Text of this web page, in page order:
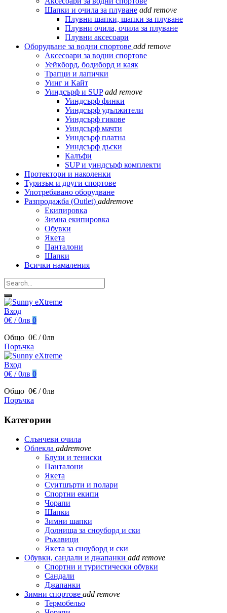
Шапки и очила за плуване add remove
Плувни шапки, шапки за плуване
Плувни очила, очила за плуване
Плувни аксесоари
Оборудване за водни спортове add remove
Аксесоари за водни спортове
Уейкборд, бодиборд и каяк
Трапци и лапички
Уинг и Кайт
Уиндсърф и SUP add remove
Уиндсърф финки
Уиндсърф удължители
Уиндсърф гикове
Уиндсърф мачти
Уиндсърф платна
Уиндсърф дъски
Калъфи
SUP и уиндсърф комплекти
Протектори и наколенки
Туризъм и други спортове
Употребявано оборудване
Разпродажба (Outlet) addremove
Екипировка
Зимна екипировка
Обувки
Якета
Панталони
Шапки
Всички намаления
Вход
0€ / 0лв 0
Общо 0€ / 0лв
Поръчка
Вход
0€ / 0лв 0
Общо 0€ / 0лв
Поръчка
Категории
Слънчеви очила
Облекла addremove
Блузи и тениски
Панталони
Якета
Суитшърти и полари
Спортни екипи
Чорапи
Шапки
Зимни шапки
Долнища за сноуборд и ски
Ръкавици
Якета за сноуборд и ски
Обувки, сандали и джапанки add remove
Спортни и туристически обувки
Сандали
Джапанки
Зимни спортове add remove
Термобельо